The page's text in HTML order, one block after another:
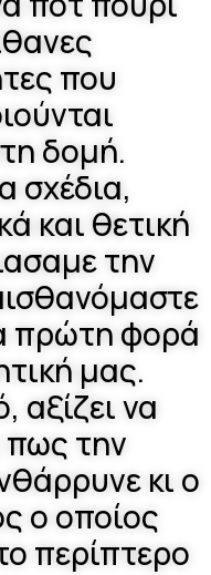
που
δομή.
σχέδια,
και θετική
την
πρώτη φορά
μας.
αξίζει να
την
κι ο
ο οποίος
περίπτερο